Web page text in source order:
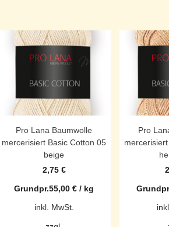
Pro Lana Baumwolle
mercerisiert Basic Cotton 05
beige
2,75 €
Grundpr.55,00 € / kg
inkl. MwSt.
Pro